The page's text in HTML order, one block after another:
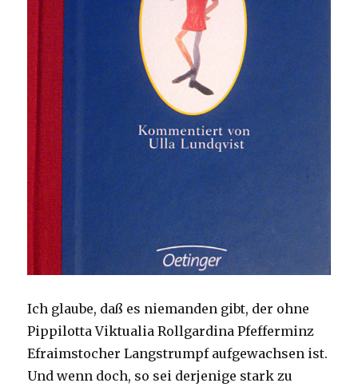
Ich glaube, daß es niemanden gibt, der ohne
Pippilotta Viktualia Rollgardina Pfefferminz
Efraimstocher Langstrumpf aufgewachsen ist.
Und wenn doch, so sei derjenige stark zu